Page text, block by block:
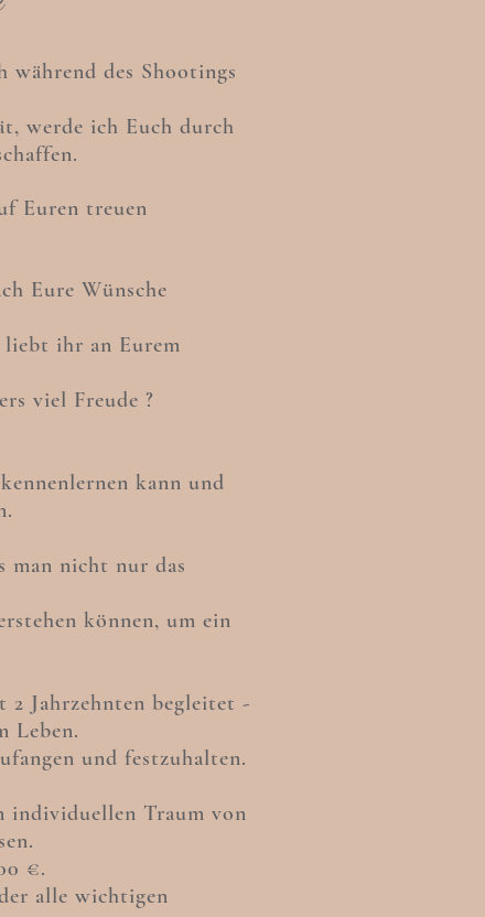
des Shootings
werde ich Euch durch
Euren treuen
Eure Wünsche
liebt ihr an Eurem
viel Freude ?
kann und
man nicht nur das
können, um ein
2 Jahrzehnten begleitet -
Leben.
und festzuhalten.
individuellen Traum von
€.
alle wichtigen